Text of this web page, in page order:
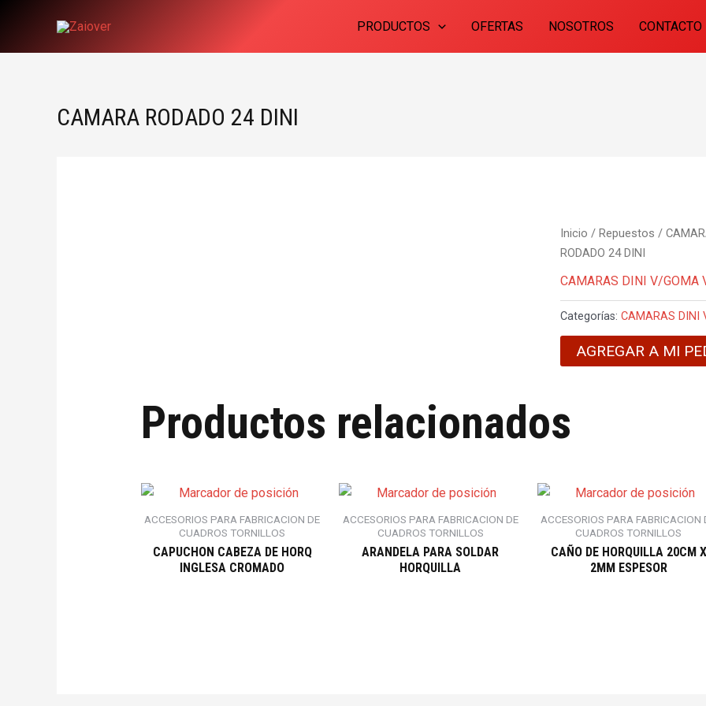
PRODUCTOS OFERTAS NOSOTROS CONTACTO
CAMARA RODADO 24 DINI
Inicio / Repuestos /
RODADO 24 DINI
CAMARAS DINI V/GOMA
Categorías:CAMARAS DINI
AGREGAR A MI
Productos relacionados
ACCESORIOS PARA FABRICACION DE
CUADROS TORNILLOS
CAPUCHON CABEZA DE HORQ
INGLESA CROMADO
ACCESORIOS PARA FABRICACION DE
CUADROS TORNILLOS
ARANDELA PARA SOLDAR
HORQUILLA
ACCESORIOS PARA FABRICACION
CUADROS TORNILLOS
CAÑO DE HORQUILLA 20CM X
2MM ESPESOR